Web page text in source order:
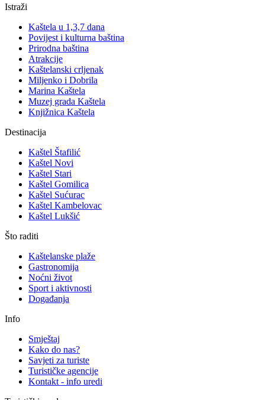
Istraži
Kaštela u 1,3,7 dana
Povijest i kulturna baština
Prirodna baština
Atrakcije
Kaštelanski crljenak
Miljenko i Dobrila
Marina Kaštela
Muzej grada Kaštela
Knjižnica Kaštela
Destinacija
Kaštel Štafilić
Kaštel Novi
Kaštel Stari
Kaštel Gomilica
Kaštel Sućurac
Kaštel Kambelovac
Kaštel Lukšić
Što raditi
Kaštelanske plaže
Gastronomija
Noćni život
Sport i aktivnosti
Događanja
Info
Smještaj
Kako do nas?
Savjeti za turiste
Turističke agencije
Kontakt - info uredi